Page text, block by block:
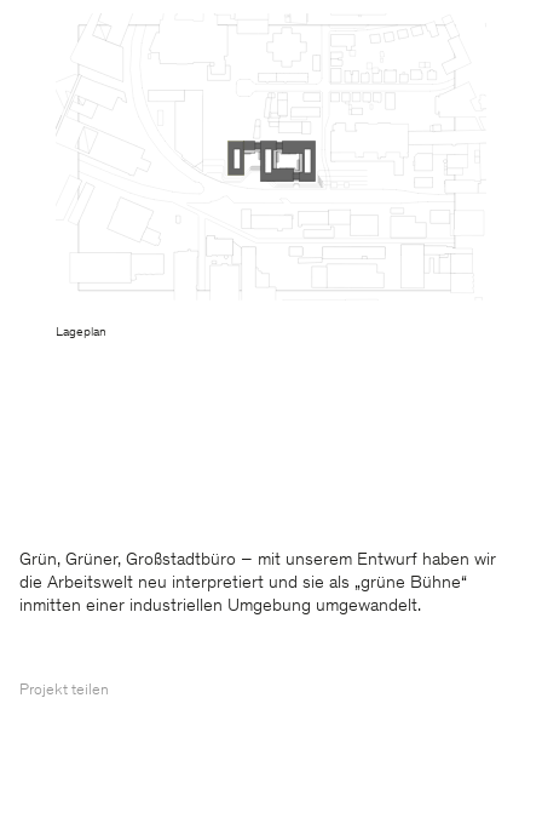
Lageplan
Grün, Grüner, Großstadtbüro – mit unserem Entwurf haben wir
die Arbeitswelt neu interpretiert und sie als „grüne Bühne“
inmitten einer industriellen Umgebung umgewandelt.
Projekt teilen